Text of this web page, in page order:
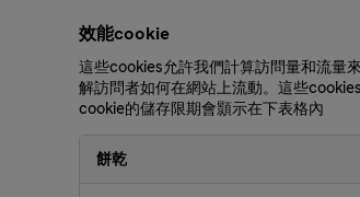
效能cookie
這些cookies允許我們計算訪問量和流量
解訪問者如何在網站上流動。這些
cookie的儲存限期會顥示在下表格內
餅乾